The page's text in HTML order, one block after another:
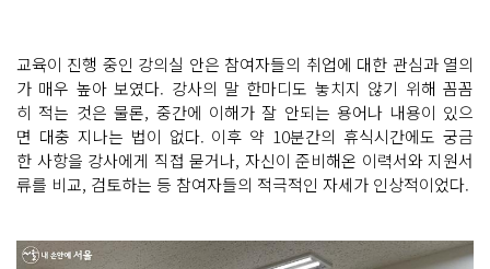
교육이 진행 중인 강의실 안은 참여자들의 취업에 대한 관심과 열의
가 매우 높아 보였다. 강사의 말 한마디도 놓치지 않기 위해 꼼꼼
히 적는 것은 물론, 중간에 이해가 잘 안되는 용어나 내용이 있으
면 대충 지나는 법이 없다. 이후 약 10분간의 휴식시간에도 궁금
한 사항을 강사에게 직접 묻거나, 자신이 준비해온 이력서와 지원서
류를 비교, 검토하는 등 참여자들의 적극적인 자세가 인상적이었다.